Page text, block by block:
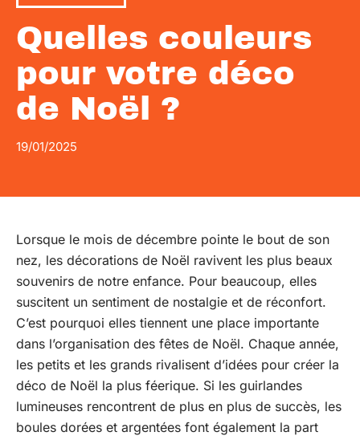
Quelles couleurs
pour votre déco
de Noël ?
19/01/2025
Lorsque le mois de décembre pointe le bout de son
nez, les décorations de Noël ravivent les plus beaux
souvenirs de notre enfance. Pour beaucoup, elles
suscitent un sentiment de nostalgie et de réconfort.
C’est pourquoi elles tiennent une place importante
dans l’organisation des fêtes de Noël. Chaque année,
les petits et les grands rivalisent d’idées pour créer la
déco de Noël la plus féerique. Si les guirlandes
lumineuses rencontrent de plus en plus de succès, les
boules dorées et argentées font également la part